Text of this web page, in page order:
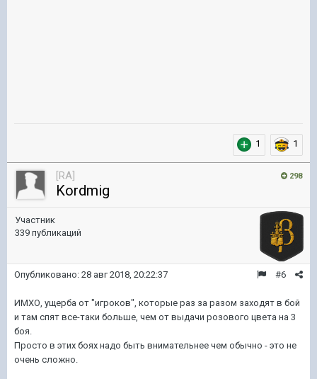
1 1
298
[RA]
Kordmig
Участник
339 публикаций
#6
Опубликовано: 28 авг 2018, 20:22:37
ИМХО, ущерба от "игроков", которые раз за разом заходят в бой
и там спят все-таки больше, чем от выдачи розового цвета на 3
боя.
Просто в этих боях надо быть внимательнее чем обычно - это не
очень сложно.